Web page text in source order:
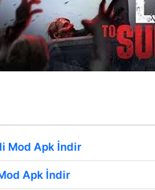
Mod Apk İndir
Apk İndir